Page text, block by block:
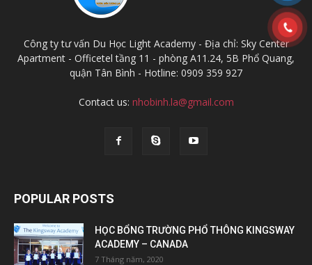
Công ty tư vấn Du Học Light Academy - Địa chỉ: Sky Center
Apartment - Officetel tầng 11 - phòng A11.24, 5B Phổ Quang,
quận Tân Bình - Hotline: 0909 359 927
Contact us: nhobinh.la@gmail.com
POPULAR POSTS
HỌC BỔNG TRƯỜNG PHỔ THÔNG KINGSWAY
ACADEMY – CANADA
7 Tháng năm, 2020